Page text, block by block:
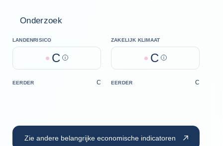
Onderzoek
LANDENRISICO
C Help
ZAKELIJK KLIMAAT
C Help
EERDER C EERDER C
Zie andere belangrijke economische indicatoren